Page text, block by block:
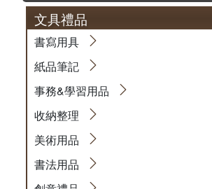
文具禮品
書寫用具
紙品筆記
事務&學習用品
收納整理
美術用品
書法用品